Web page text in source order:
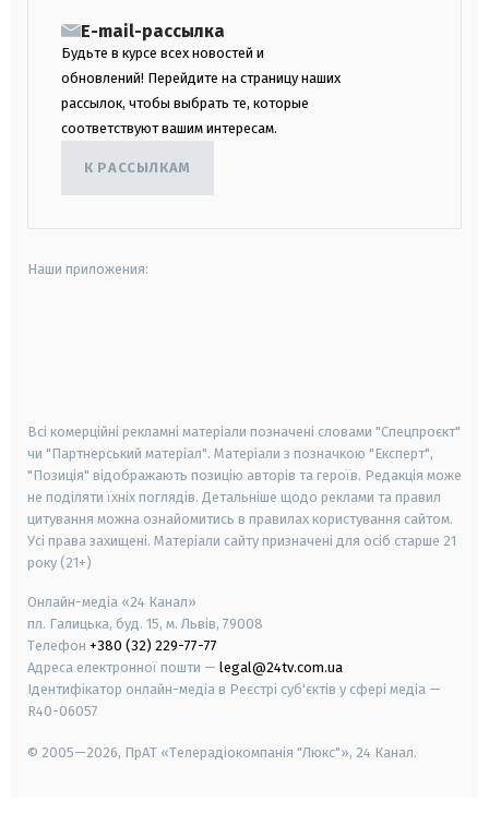
E-mail-рассылка
Будьте в курсе всех новостей и
обновлений! Перейдите на страницу наших
рассылок, чтобы выбрать те, которые
соответствуют вашим интересам.
К РАССЫЛКАМ
Наши приложения:
Всі комерційні рекламні матеріали позначені словами "Спецпроєкт"
чи "Партнерський матеріал". Матеріали з позначкою "Експерт",
"Позиція" відображають позицію авторів та героїв. Редакція може
не поділяти їхніх поглядів. Детальніше щодо реклами та правил
цитування можна ознайомитись в правилах користування сайтом.
Усі права захищені. Матеріали сайту призначені для осіб старше 21
року (21+)
Онлайн-медіа «24 Канал»
пл. Галицька, буд. 15, м. Львів, 79008
Телефон +380 (32) 229-77-77
Адреса електронної пошти — legal@24tv.com.ua
Ідентифікатор онлайн-медіа в Реєстрі суб'єктів у сфері медіа —
R40-06057
© 2005—2026, ПрАТ «Телерадіокомпанія "Люкс"», 24 Канал.